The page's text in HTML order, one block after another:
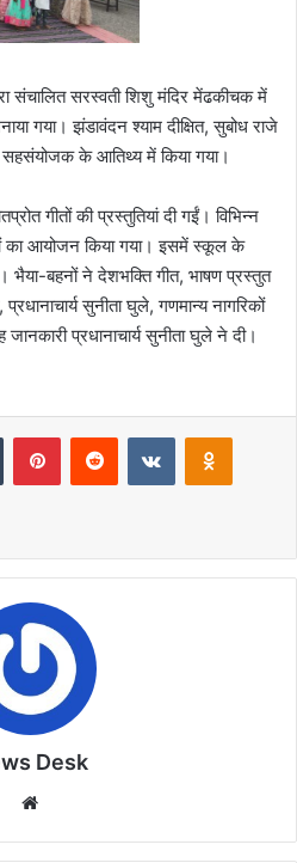
संचालित सरस्वती शिशु मंदिर मेंढकीचक में
गया। झंडावंदन श्याम दीक्षित, सुबोध राजे
के आतिथ्य में किया गया।
गीतों की प्रस्तुतियां दी गईं। विभिन्न
का आयोजन किया गया। इसमें स्कूल के
भैया-बहनों ने देशभक्ति गीत, भाषण प्रस्तुत
सुनीता घुले, गणमान्य नागरिकों
प्रधानाचार्य सुनीता घुले ने दी।
Tumblr PinterestReddit VKontakte
Desk